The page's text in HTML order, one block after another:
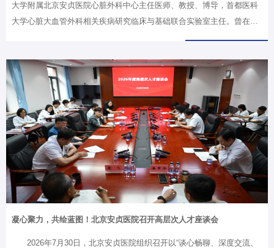
大学附属北京安贞医院心脏外科中心主任医师、教授、博导，首都医科
大学心脏大血管外科相关疾病研究临床与基础联合实验室主任。曾在澳
长期从事主动脉夹层（AD）临床与基础研究，主持国自然“优青”、国家
重点研发计划青年科学家项目和战略性合作重点专项、北京市“杰青”、
高创“登峰”等项目17项。2021年回国后，以通讯作者在STTT、
Circulation、Eur Heart J等TOP期刊发表论文30余篇，其中10篇IF大于
10；获批发明专利7项，并实现临床转化应用。曾荣获澳大利亚政府奋
进奖、杰出青年中关村奖、…
凝心聚力，共绘蓝图！北京安贞医院召开高层次人才座谈会
2026年7月30日，北京安贞医院组织召开以“谈心畅聊、深度交流、